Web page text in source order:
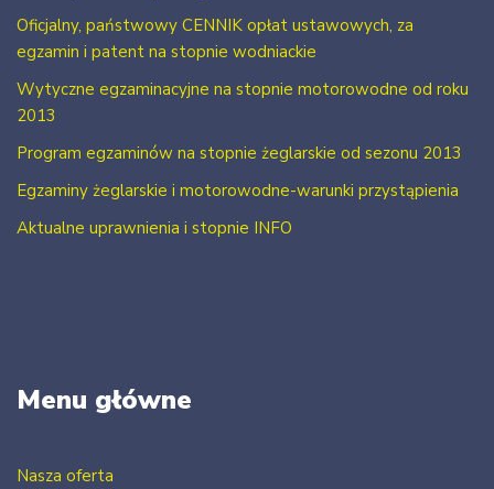
Oficjalny, państwowy CENNIK opłat ustawowych, za
egzamin i patent na stopnie wodniackie
Wytyczne egzaminacyjne na stopnie motorowodne od roku
2013
Program egzaminów na stopnie żeglarskie od sezonu 2013
Egzaminy żeglarskie i motorowodne-warunki przystąpienia
Aktualne uprawnienia i stopnie INFO
Menu główne
Nasza oferta